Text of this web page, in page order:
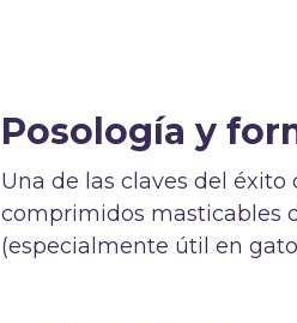
Posología y
Una de las claves del
comprimidos masticables
(especialmente útil en